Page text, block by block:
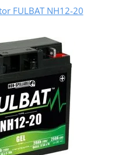
FULBAT NH12-20